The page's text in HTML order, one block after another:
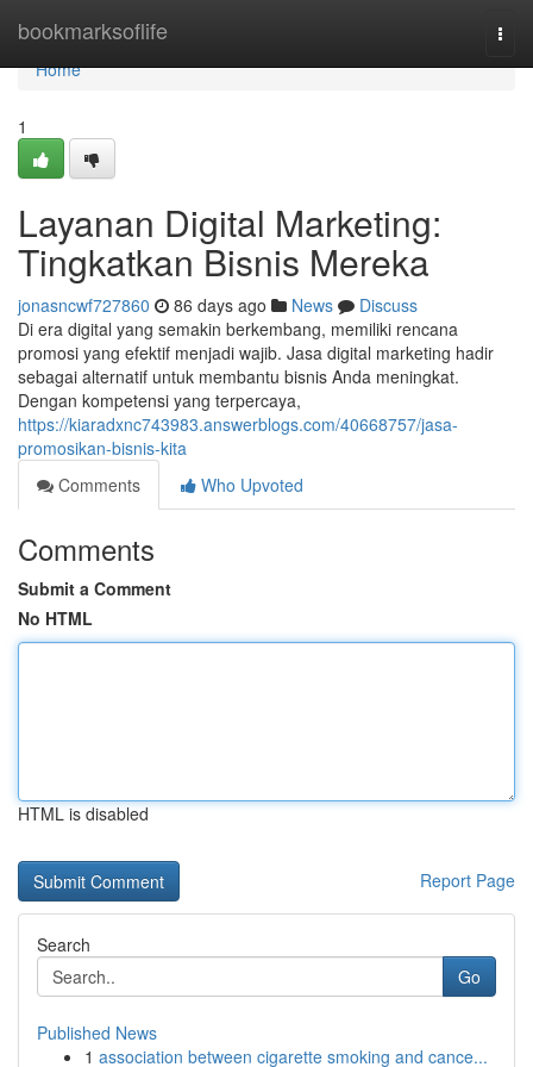
bookmarksoflife
Home
Home
1
Layanan Digital Marketing:
Tingkatkan Bisnis Mereka
jonasncwf727860 86 days ago News
Discuss
Di era digital yang semakin berkembang, memiliki rencana
promosi yang efektif menjadi wajib. Jasa digital marketing hadir
sebagai alternatif untuk membantu bisnis Anda meningkat.
Dengan kompetensi yang terpercaya,
https://kiaradxnc743983.answerblogs.com/40668757/jasa-
promosikan-bisnis-kita
Comments
Who Upvoted
Comments
Submit a Comment
No HTML
HTML is disabled
Report Page
Search
Go
Published News
1 association between cigarette smoking and cance...